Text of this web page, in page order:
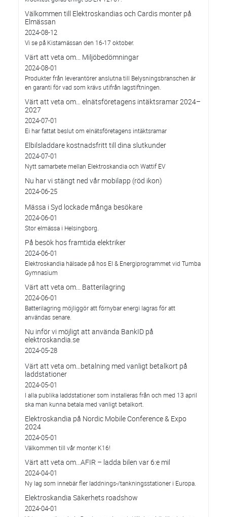
Välkommen till Elektroskandias och Cardis monter på
Elmässan
2024-08-12
Vi se på Kistamässan den 16-17 oktober.
Värt att veta om... Miljöbedömningar
2024-08-01
Produkter från leverantörer anslutna till Belysningsbranschen är
en garanti för vad som krävs utifrån lagstiftningen.
Värt att veta om… elnätsföretagens intäktsramar 2024–
2027
2024-07-01
Ei har fattat beslut om elnätsföretagens intäktsramar
Elbilsladdare kostnadsfritt till dina slutkunder
2024-07-01
Nytt samarbete mellan Elektroskandia och Wattif EV
Nu har vi stängt ned vår mobilapp (röd ikon)
2024-06-25
Mässa i Syd lockade många besökare
2024-06-01
Stor elmässa i Helsingborg.
På besök hos framtida elektriker
2024-06-01
Elektroskandia hälsade på hos El & Energiprogrammet vid Tumba
Gymnasium
Värt att veta om... Batterilagring
2024-06-01
Batterilagring möjliggör att förnybar energi lagras för att
användas senare.
Nu inför vi möjligt att använda BankID på
elektroskandia.se
2024-05-28
Värt att veta om…betalning med vanligt betalkort på
laddstationer
2024-05-01
I alla publika laddstationer som installeras från och med 13 april
ska man kunna betala med vanligt betalkort.
Elektroskandia på Nordic Mobile Conference & Expo
2024
2024-05-01
Välkommen till vår monter K16!
Värt att veta om...AFIR – ladda bilen var 6:e mil
2024-04-01
Ny lag som innebär fler laddnings-/tankningsstationer i Europa.
Elektroskandia Säkerhets roadshow
2024-04-01